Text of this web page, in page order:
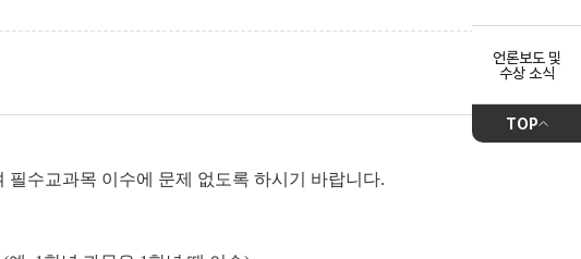
수교과목 이수에 문제 없도록 하시기 바랍니다.
언론보도 및
수상 소식
TOP